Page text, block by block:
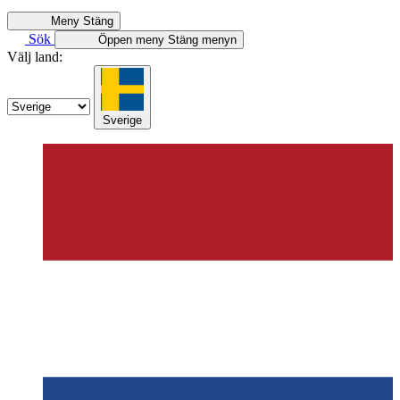
Meny Stäng
Sök Öppen meny Stäng menyn
Välj land:
Sverige